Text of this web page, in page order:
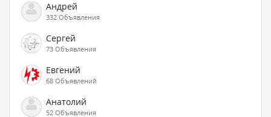
Андрей
332 Объявления
Сергей
73 Объявления
Евгений
68 Объявлений
Анатолий
52 Объявления